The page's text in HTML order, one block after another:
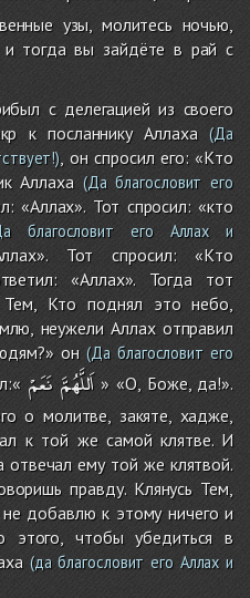
узы, молитесь ночью,
и тогда вы зайдёте в рай с
с делегацией из своего
к посланнику Аллаха(Да
, он спросил его: «Кто
Аллаха(Да благословит его
«Аллах». Тот спросил: «кто
благословит его Аллах и
Тот спросил: «Кто
«Аллах». Тогда тот
Кто поднял это небо,
неужели Аллах отправил
он(Да благословит его
اَللَّهُمَّنَعَمْ
» «О, Боже, да!».
о молитве, закяте, хадже,
к той же самой клятве. И
отвечал ему той же клятвой.
правду. Клянусь Тем,
добавлю к этому ничего и
чтобы убедиться в
(да благословит его Аллах и